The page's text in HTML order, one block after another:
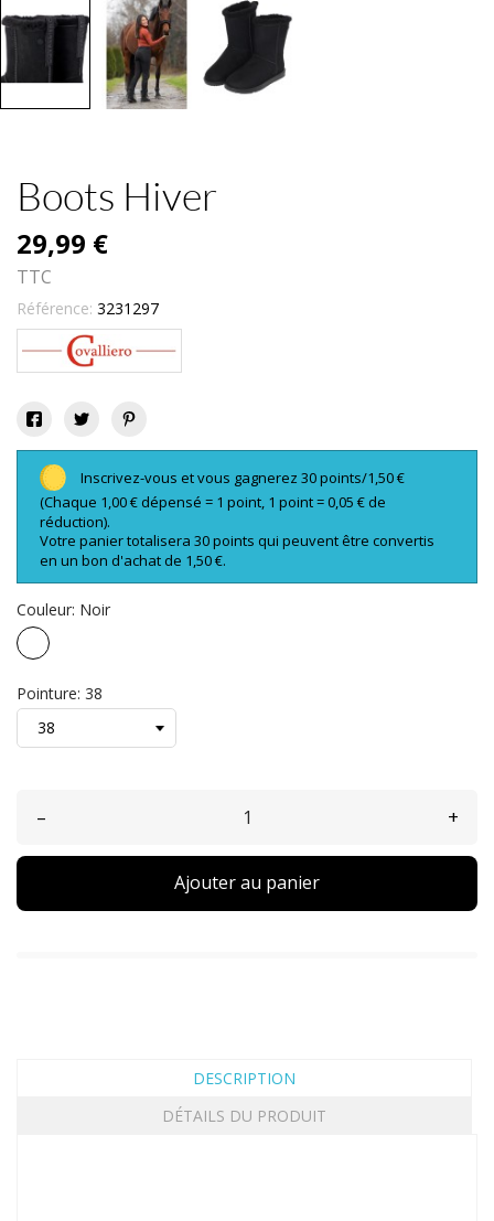
Boots Hiver
29,99 €
TTC
Référence: 3231297
Inscrivez-vous et vous gagnerez 30 points/1,50 €
(Chaque 1,00 € dépensé = 1 point, 1 point = 0,05 € de
réduction).
Votre panier totalisera 30 points qui peuvent être convertis
en un bon d'achat de 1,50 €.
Couleur: Noir
Noir
Pointure: 38
– +
Ajouter au panier
DESCRIPTION
DÉTAILS DU PRODUIT